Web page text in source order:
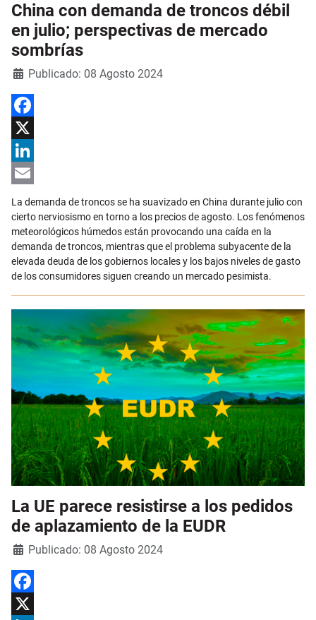
China con demanda de troncos débil
en julio; perspectivas de mercado
sombrías
DetallesPublicado: 08 Agosto 2024
Facebook
X
LinkedIn
Email
La demanda de troncos se ha suavizado en China durante julio con
cierto nerviosismo en torno a los precios de agosto. Los fenómenos
meteorológicos húmedos están provocando una caída en la
demanda de troncos, mientras que el problema subyacente de la
elevada deuda de los gobiernos locales y los bajos niveles de gasto
de los consumidores siguen creando un mercado pesimista.
La UE parece resistirse a los pedidos
de aplazamiento de la EUDR
DetallesPublicado: 08 Agosto 2024
Facebook